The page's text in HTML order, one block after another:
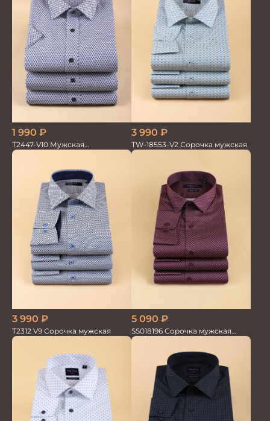
1 990 ₽
T2447-V10 Мужская
текстильная рубашка /
3 990 ₽
TW-18553-V2 Сорочка мужская
3 990 ₽
T2312 V9 Сорочка мужская
5 090 ₽
SS018196 Сорочка мужская
GROSTYLE PRIME